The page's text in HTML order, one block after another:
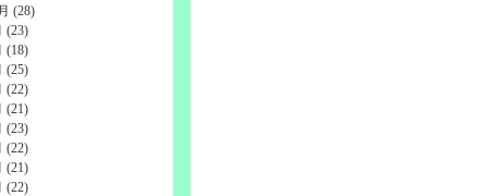
(28)
(23)
(18)
(25)
(22)
(21)
(23)
(22)
(21)
(22)